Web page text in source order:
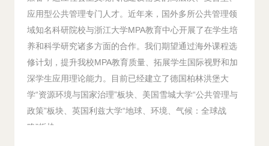
应用型公共管理专门人才。近年来，国外多所公共管理领
域知名科研院校与浙江大学MPA教育中心开展了在学生培
养和科学研究诸多方面的合作。我们期望通过海外课程选
修计划，提升我校MPA教育质量、拓展学生国际视野和加
深学生应用理论能力。目前已经建立了德国柏林洪堡大
学“资源环境与国家治理”板块、美国雪城大学“公共管理与
政策”板块、英国利兹大学“地球、环境、气候：全球战
略”板块。